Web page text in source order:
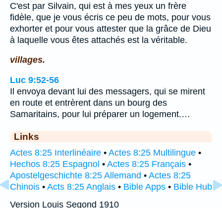
C'est par Silvain, qui est à mes yeux un frère
fidèle, que je vous écris ce peu de mots, pour vous
exhorter et pour vous attester que la grâce de Dieu
à laquelle vous êtes attachés est la véritable.
villages.
Luc 9:52-56
Il envoya devant lui des messagers, qui se mirent
en route et entrèrent dans un bourg des
Samaritains, pour lui préparer un logement.…
Links
Actes 8:25 Interlinéaire • Actes 8:25 Multilingue •
Hechos 8:25 Espagnol • Actes 8:25 Français •
Apostelgeschichte 8:25 Allemand • Actes 8:25
Chinois • Acts 8:25 Anglais • Bible Apps • Bible Hub
Version Louis Segond 1910